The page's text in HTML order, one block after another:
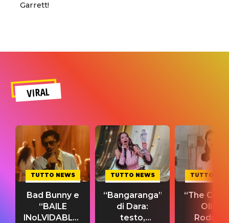
Garrett!
VIRAL
TUTTO NEWS
Bad Bunny e
“BAILE
INoLVIDABLE”:
TUTTO NEWS
“Bangaranga”
di Dara:
testo,
TUTTO
“The
Olivia